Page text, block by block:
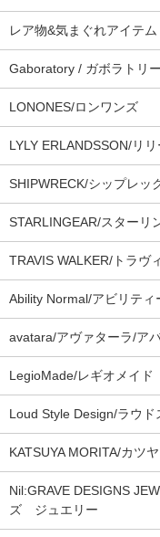
レア物&気まぐれアイテム
Gaboratory / ガボラトリー
LONONES/ロンワンズ
LYLY ERLANDSSON/リ
SHIPWRECK/シップレッ
STARLINGEAR/スターリ
TRAVIS WALKER/トラヴ
Ability Normal/アビリティ
avatara/アヴァターラ/ア
LegioMade/レギオメイド
Loud Style Design/ラウド
KATSUYA MORITA/カツ
Nil:GRAVE DESIGNS
ズ ジュエリー